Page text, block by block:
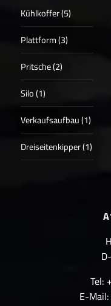
Kühlkoffer (5)
Plattform (3)
Pritsche (2)
Silo (1)
Verkaufsaufbau (1)
Dreiseitenkipper (1)
Tel:
E-Mail: